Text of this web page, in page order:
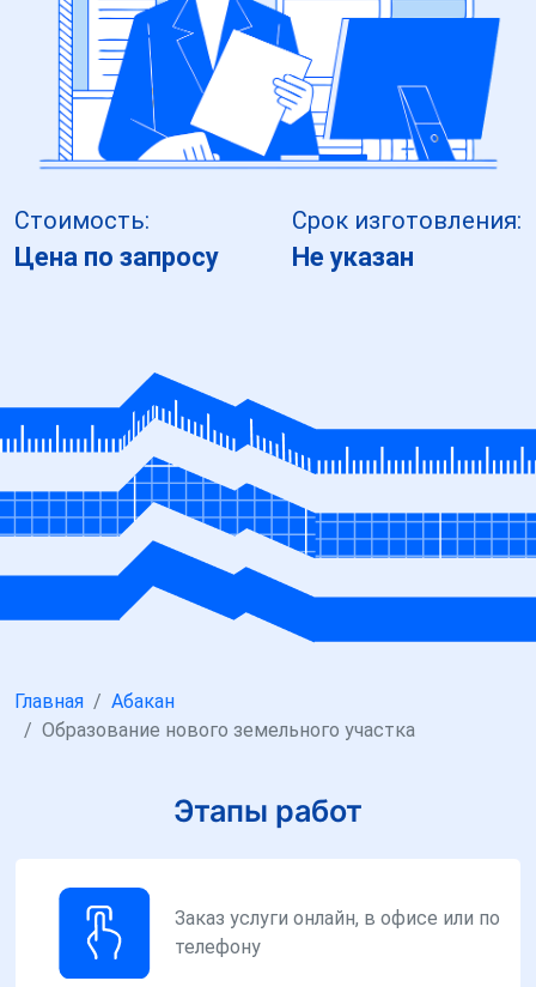
Стоимость:
Цена по запросу
Срок изготовления:
Не указан
Главная
Абакан
Образование нового земельного участка
Этапы работ
Заказ услуги онлайн, в офисе или по
телефону